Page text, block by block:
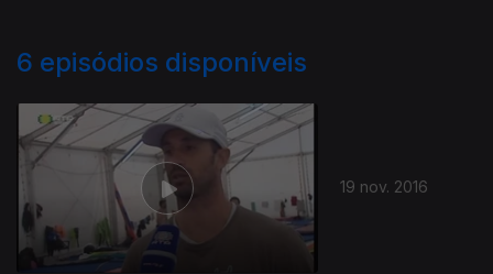
6 episódios disponíveis
19 nov. 2016